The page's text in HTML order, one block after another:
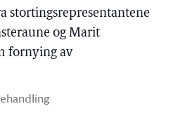
stortingsrepresentantene
og Marit
fornying av